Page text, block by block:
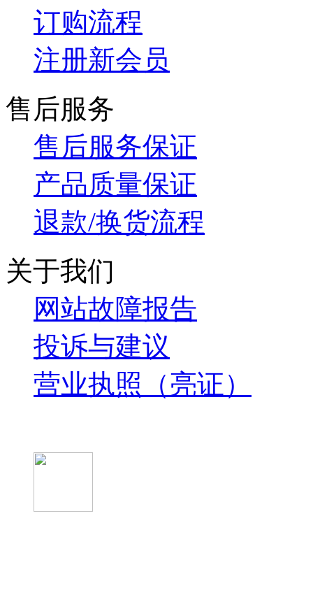
订购流程
注册新会员
售后服务
售后服务保证
产品质量保证
退款/换货流程
关于我们
网站故障报告
投诉与建议
营业执照（亮证）